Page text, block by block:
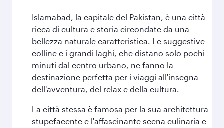
Islamabad, la capitale del Pakistan, è una città
ricca di cultura e storia circondate da una
bellezza naturale caratteristica. Le suggestive
colline e i grandi laghi, che distano solo pochi
minuti dal centro urbano, ne fanno la
destinazione perfetta per i viaggi all'insegna
dell'avventura, del relax e della cultura.
La città stessa è famosa per la sua architettura
stupefacente e l'affascinante scena culinaria e